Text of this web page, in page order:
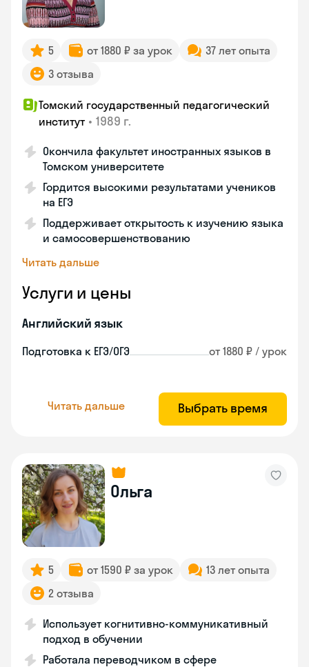
5 от 1880 ₽ за урок
37 лет опыта
3 отзыва
Томский государственный педагогический
институт • 1989 г.
Окончила факультет иностранных языков в
Томском университете
Гордится высокими результатами учеников
на ЕГЭ
Поддерживает открытость к изучению языка
и самосовершенствованию
Читать дальше
Услуги и цены
Английский язык
Подготовка к ЕГЭ/ОГЭ от 1880 ₽ / урок
Читать дальше Выбрать время
Ольга
5 от 1590 ₽ за урок
13 лет опыта
2 отзыва
Использует когнитивно-коммуникативный
подход в обучении
Работала переводчиком в сфере